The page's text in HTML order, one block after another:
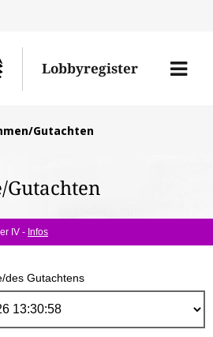
Lobbyregister
Menü
Gutachten
Gutachten
IV - Infos
des Gutachtens